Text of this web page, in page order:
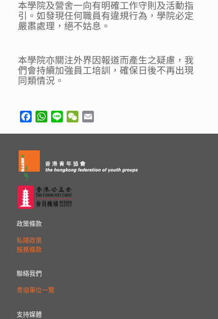
本學院及營舍一向有明確工作守則及活動指
引。如發現任何職員有違規行為，學院必定
嚴肅處理，絕不姑息。
本學院亦關注外界因報道而產生之疑慮，我
們會持續加強員工培訓，確保日後不再出現
同類情況。
FacebookWhatsApp
Line WeChat
政策條款
私隱政策
服務條款
聯絡我們
青協單位一覽
支持媒體